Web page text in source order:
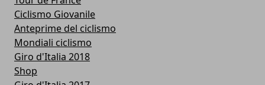
Ciclismo Giovanile
Anteprime del ciclismo
Mondiali ciclismo
Giro d'Italia 2018
Shop